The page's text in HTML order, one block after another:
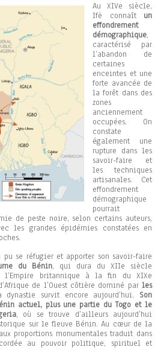
Au XIVe siècle,
Ifè connaît un
effondrement
démographique,
caractérisé par
l’abandon de
certaines
enceintes et une
forte avancée de
la forêt dans des
zones
anciennement
occupées. On
constate
également une
rupture dans les
savoir-faire et
les techniques
artisanales. Cet
effondrement
démographique
pourrait
de peste noire, selon certains auteurs,
les grandes épidémies constatées en
se réfugier et apporter son savoir-faire
du Bénin, qui dura du XIIe siècle
l’Empire britannique à la fin du XIXe
de l’Ouest côtière dominé par les
survit encore aujourd’hui. Son
actuel, plus une partie du Togo et le
, où se trouve d’ailleurs aujourd’hui
sur le fleuve Bénin. Au cœur de la
proportions monumentales traduit dans
au pouvoir politique, spirituel et